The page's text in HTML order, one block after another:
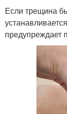
Если трещина
предупреждает